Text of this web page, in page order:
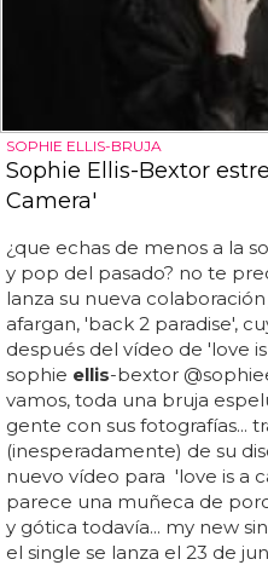
SOPHIE ELLIS-BRUJA
Sophie Ellis-Bextor
Camera'
¿que echas de menos a la
y pop del pasado? no te
lanza su nueva
afargan, 'back 2 paradise',
después del vídeo de 'love
sophie ellis-bextor
vamos, toda una bruja
gente con sus fotografías...
(inesperadamente) de su
nuevo vídeo para 'love is a
parece una muñeca de
y gótica todavía... my new
el single se lanza el 23 de